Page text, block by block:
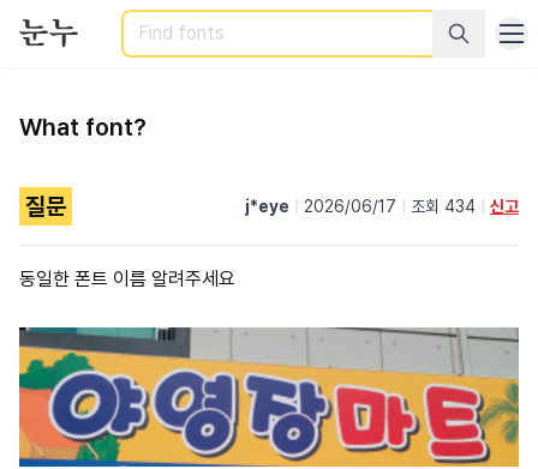
Search
What font?
질문 j*eye 2026/06/17 조회 434 신고
동일한 폰트 이름 알려주세요